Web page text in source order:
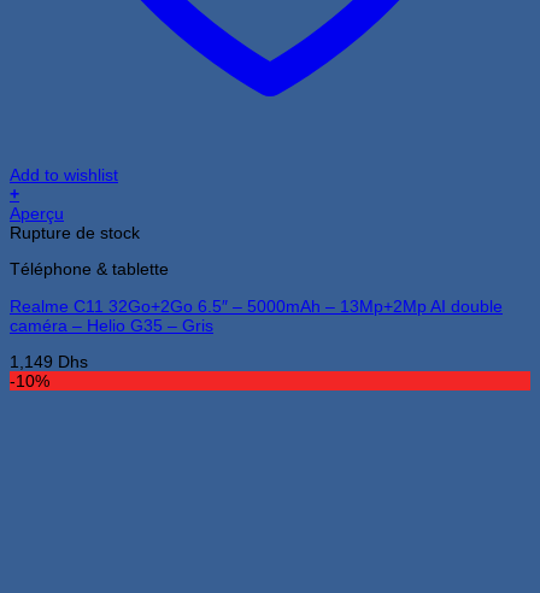
Add to wishlist
+
Aperçu
Rupture de stock
Téléphone & tablette
Realme C11 32Go+2Go 6.5″ – 5000mAh – 13Mp+2Mp AI double
caméra – Helio G35 – Gris
1,149 Dhs
-10%